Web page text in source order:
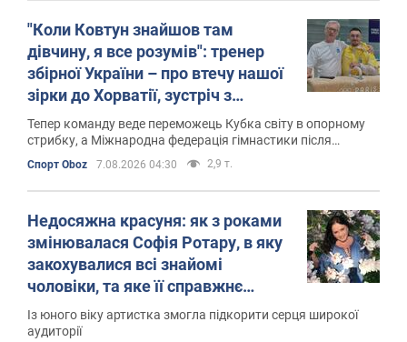
"Коли Ковтун знайшов там
дівчину, я все розумів": тренер
збірної України – про втечу нашої
зірки до Хорватії, зустріч з
росіянами на помості і нового
лідера
Тепер команду веде переможець Кубка світу в опорному
стрибку, а Міжнародна федерація гімнастики після
повернення всіх прав РФ вигадала покарання за протести
Спорт Oboz 7.08.2026 04:30 2,9 т.
Недосяжна красуня: як з роками
змінювалася Софія Ротару, в яку
закохувалися всі знайомі
чоловіки, та яке її справжнє
прізвище
Із юного віку артистка змогла підкорити серця широкої
аудиторії